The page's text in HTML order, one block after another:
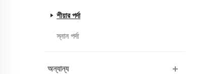
শীয়ার পর্দা
স্নান পর্দা
অন্যান্য